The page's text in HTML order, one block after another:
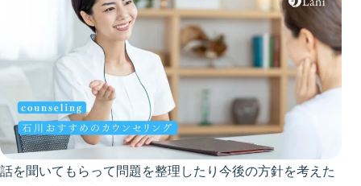
話を聞いてもらって問題を整理したり今後の方針を考えた